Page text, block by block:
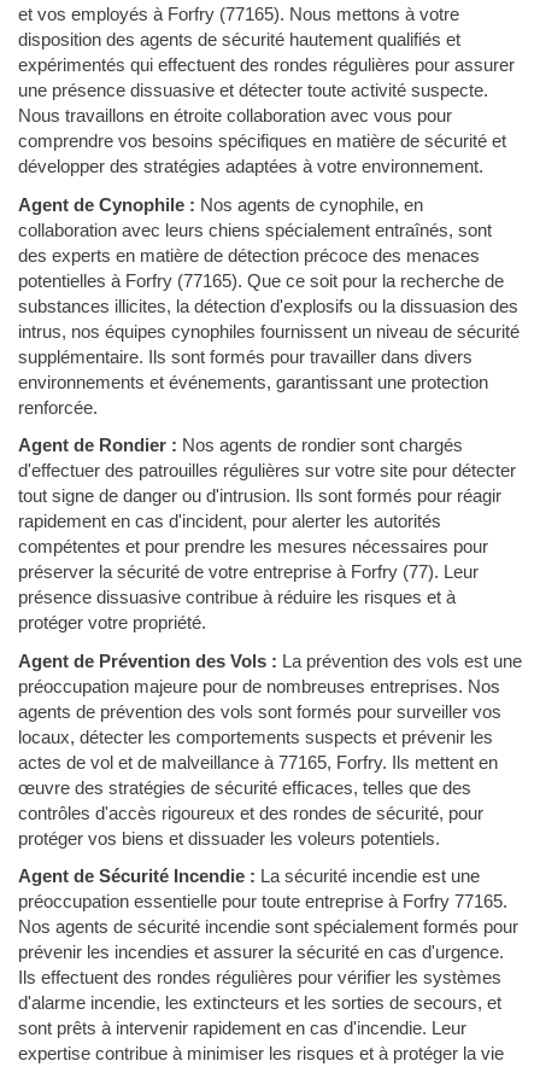
et vos employés à Forfry (77165). Nous mettons à votre
disposition des agents de sécurité hautement qualifiés et
expérimentés qui effectuent des rondes régulières pour assurer
une présence dissuasive et détecter toute activité suspecte.
Nous travaillons en étroite collaboration avec vous pour
comprendre vos besoins spécifiques en matière de sécurité et
développer des stratégies adaptées à votre environnement.
Agent de Cynophile : Nos agents de cynophile, en
collaboration avec leurs chiens spécialement entraînés, sont
des experts en matière de détection précoce des menaces
potentielles à Forfry (77165). Que ce soit pour la recherche de
substances illicites, la détection d'explosifs ou la dissuasion des
intrus, nos équipes cynophiles fournissent un niveau de sécurité
supplémentaire. Ils sont formés pour travailler dans divers
environnements et événements, garantissant une protection
renforcée.
Agent de Rondier : Nos agents de rondier sont chargés
d'effectuer des patrouilles régulières sur votre site pour détecter
tout signe de danger ou d'intrusion. Ils sont formés pour réagir
rapidement en cas d'incident, pour alerter les autorités
compétentes et pour prendre les mesures nécessaires pour
préserver la sécurité de votre entreprise à Forfry (77). Leur
présence dissuasive contribue à réduire les risques et à
protéger votre propriété.
Agent de Prévention des Vols : La prévention des vols est une
préoccupation majeure pour de nombreuses entreprises. Nos
agents de prévention des vols sont formés pour surveiller vos
locaux, détecter les comportements suspects et prévenir les
actes de vol et de malveillance à 77165, Forfry. Ils mettent en
œuvre des stratégies de sécurité efficaces, telles que des
contrôles d'accès rigoureux et des rondes de sécurité, pour
protéger vos biens et dissuader les voleurs potentiels.
Agent de Sécurité Incendie : La sécurité incendie est une
préoccupation essentielle pour toute entreprise à Forfry 77165.
Nos agents de sécurité incendie sont spécialement formés pour
prévenir les incendies et assurer la sécurité en cas d'urgence.
Ils effectuent des rondes régulières pour vérifier les systèmes
d'alarme incendie, les extincteurs et les sorties de secours, et
sont prêts à intervenir rapidement en cas d'incendie. Leur
expertise contribue à minimiser les risques et à protéger la vie